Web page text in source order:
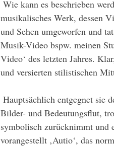
musikalisches Werk, dessen
und Sehen umgeworfen und
Musik-Video bspw. meinen
Video‘ des letzten Jahres.
und versierten stilistischen
Bilder- und Bedeutungsflut,
symbolisch zurücknimmt
vorangestellt ‚Autio‘, das